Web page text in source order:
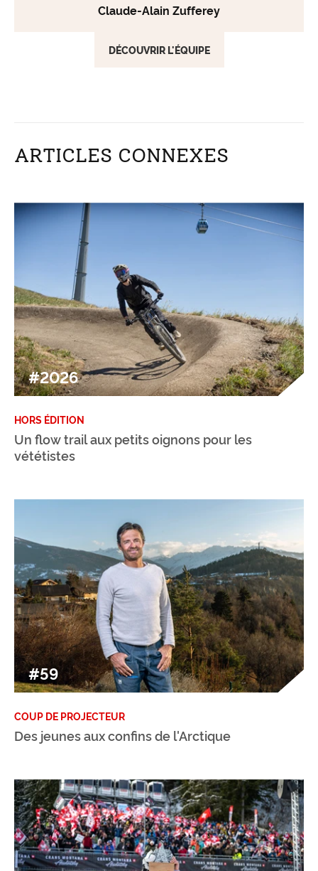
Claude-Alain Zufferey
DÉCOUVRIR L'ÉQUIPE
ARTICLES CONNEXES
#2026
HORS ÉDITION
Un flow trail aux petits oignons pour les
vététistes
#59
COUP DE PROJECTEUR
Des jeunes aux confins de l'Arctique